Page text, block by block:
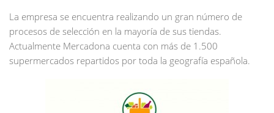
La empresa se encuentra realizando un gran número de
procesos de selección en la mayoría de sus tiendas.
Actualmente Mercadona cuenta con más de 1.500
supermercados repartidos por toda la geografía española.